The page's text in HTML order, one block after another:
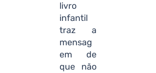
livro
infantil
traz a
mensag
em de
que não